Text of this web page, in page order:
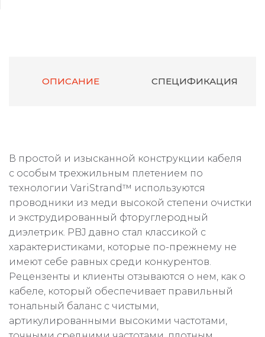
ОПИСАНИЕ СПЕЦИФИКАЦИЯ
В простой и изысканной конструкции кабеля
с особым трехжильным плетением по
технологии VariStrand™ используются
проводники из меди высокой степени очистки
и экструдированный фторуглеродный
диэлетрик. PBJ давно стал классикой с
характеристиками, которые по-прежнему не
имеют себе равных среди конкурентов.
Рецензенты и клиенты отзываются о нем, как о
кабеле, который обеспечивает правильный
тональный баланс с чистыми,
артикулированными высокими частотами,